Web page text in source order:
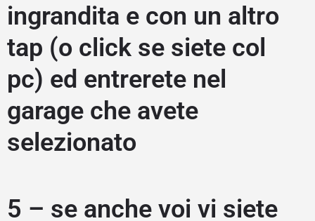
ingrandita e con un altro
tap (o click se siete col
pc) ed entrerete nel
garage che avete
selezionato
5 – se anche voi vi siete